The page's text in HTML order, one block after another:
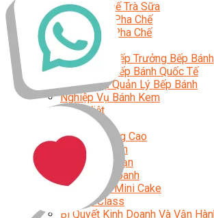
Học Pha Chế Trà Sữa
Chuyên Đề Pha Chế
Video Dạy Pha Chế
Làm Bánh
Nghiệp Vụ Bếp Trưởng Bếp Bánh
Nghiệp Vụ Bếp Bánh Quốc Tế
Nghiệp Vụ Quản Lý Bếp Bánh
Nghiệp Vụ Bánh Kem
Bánh Việt
Bánh Nhật
Bánh Mì Nâng Cao
Bánh Đài Loan
Bánh Ngắn Hạn
Bánh Kinh Doanh
Handmade Mini Cake
Master Class
Bí Quyết Kinh Doanh Và Vận